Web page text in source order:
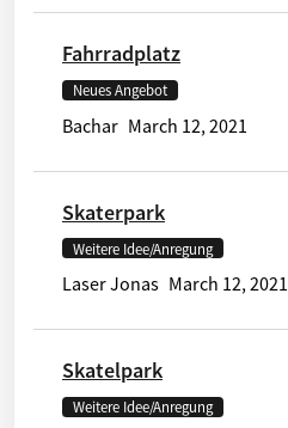
Fahrradplatz
Neues Angebot
Bachar March 12, 2021
Skaterpark
Weitere Idee/Anregung
Laser Jonas March 12, 2021
Skatelpark
Weitere Idee/Anregung